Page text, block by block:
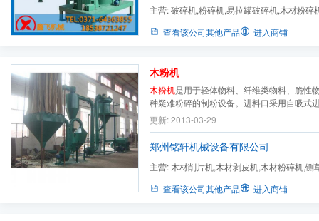
主营:破碎机,粉碎机,易拉罐破碎机,木材粉碎
查看该公司其他产品 进入商铺
木粉机
木粉机是用于轻体物料、纤维类物料、脆性
种疑难粉碎的制粉设备。进料口采用自吸式
产系数，克服了传统粉碎机直接进料、不小
重损坏
更新: 2013-03-29
郑州铭轩机械设备有限公司
主营: 木材削片机,木材剥皮机,木材粉碎机,铡
查看该公司其他产品 进入商铺